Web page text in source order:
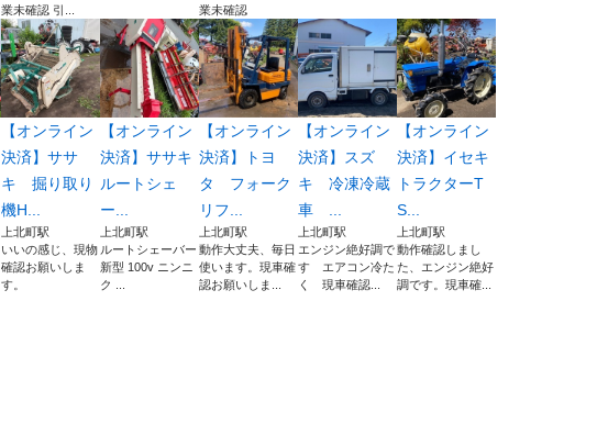
業未確認 引...
業未確認
【オンライン
決済】ササ
キ 掘り取り
機H...
上北町駅
いいの感じ、現物
確認お願いしま
す。
【オンライン
決済】ササキ
ルートシェ
ー...
上北町駅
ルートシェーバー
新型 100v ニンニ
ク ...
【オンライン
決済】トヨ
タ フォーク
リフ...
上北町駅
動作大丈夫、毎日
使います。現車確
認お願いしま...
【オンライン
決済】スズ
キ 冷凍冷蔵
車 ...
上北町駅
エンジン絶好調で
す エアコン冷た
く 現車確認...
【オンライン
決済】イセキ
トラクターT
S...
上北町駅
動作確認しまし
た、エンジン絶好
調です。現車確...